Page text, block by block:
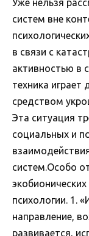
Уже нельзя
систем вне
в связи с
активностью в
техника играет
средством
Эта ситуация
социальных и
систем.Особо
психологии. 1.
направление,
развивается,